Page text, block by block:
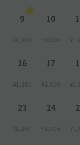
ご予約完了時にメー
ト/アプリで確認可能
います。
◆必ず車両ナンバー
9
¥1,800
10
¥1,800
16
¥1,800
17
¥1,800
23
¥1,800
24
¥1,800